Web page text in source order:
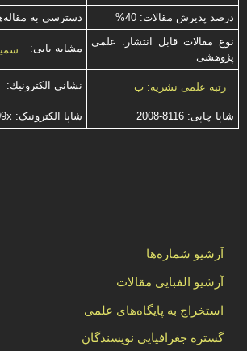
درصد پذیرش مقالات: 40%
دسترسی به
نوع مقالات قابل انتشار: علمی
پژوهشی
مشابه یابی:
رتبه علمی نشریه: ب نشانی الكترونیك:
شاپا چاپی: 2008-8116 شاپا الکترونیک:
آرشیو شماره‌ها
آرشیو الفبایی مقالات
استخراج به پایگاه‌های علمی
گستره جغرافیایی نویسندگان